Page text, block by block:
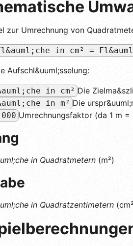
zur Umrechnung von
in cm² =
Aufschl&uuml;sselung:
in cm² Die
in m² Die
Umrechnungsfaktor (da 1 m =
in Quadratmetern (m²)
in Quadratzentimetern